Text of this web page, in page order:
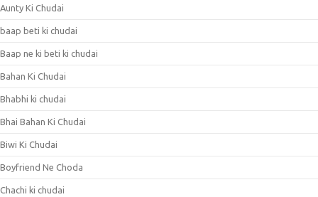
Aunty Ki Chudai
baap beti ki chudai
Baap ne ki beti ki chudai
Bahan Ki Chudai
Bhabhi ki chudai
Bhai Bahan Ki Chudai
Biwi Ki Chudai
Boyfriend Ne Choda
Chachi ki chudai